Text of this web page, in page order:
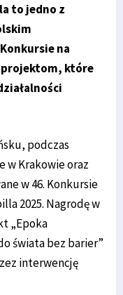
to jedno z
na
projektom, które
podczas
w Krakowie oraz
w 46. Konkursie
2025. Nagrodę w
„Epoka
świata bez barier”
interwencję